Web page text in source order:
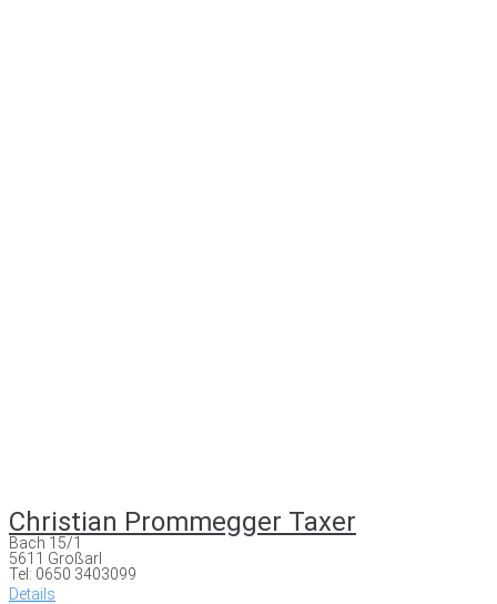
Christian Prommegger Taxer
Bach 15/1
5611 Großarl
Tel: 0650 3403099
Details